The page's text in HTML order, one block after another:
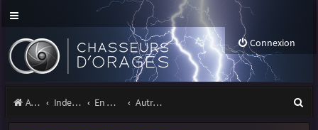
Connexion
Accueil Index du forum En marge des orages Autres images
e